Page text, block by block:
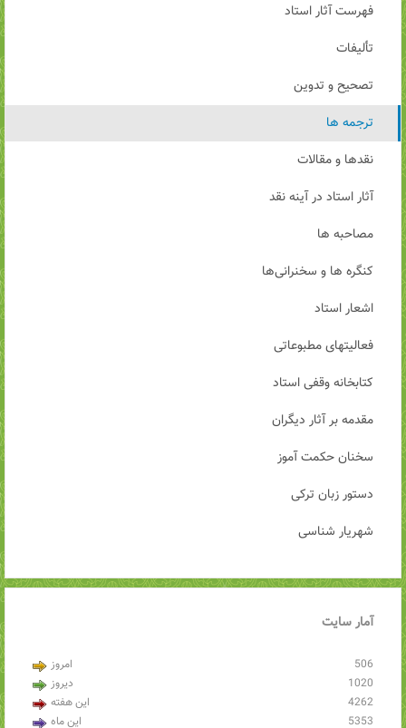
فهرست آثار استاد
تألیفات
تصحیح و تدوین
ترجمه ها
نقدها و مقالات
آثار استاد در آینه نقد
مصاحبه ها
کنگره ها و سخنرانی‌ها
اشعار استاد
فعالیتهای مطبوعاتی
کتابخانه وقفی استاد
مقدمه بر آثار دیگران
سخنان حکمت آموز
دستور زبان ترکی
شهریار شناسی
آمارسایت
امروز
506
دیروز
1020
این هفته
4262
این ماه
5353